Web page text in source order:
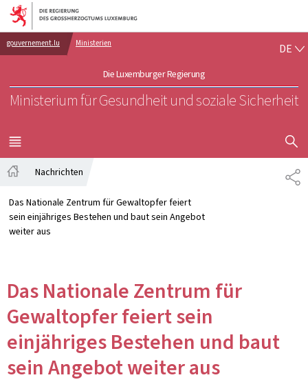
Zur Hauptnavigation
Zum Inhalt
gouvernement.lu Ministerien
Die Luxemburger Regierung
Ministerium für Gesundheit und soziale Sicherheit
DE
MENÜ
HAUPT-
Nachrichten
Das Nationale Zentrum für Gewaltopfer feiert
sein einjähriges Bestehen und baut sein Angebot
weiter aus
Das Nationale Zentrum für
Gewaltopfer feiert sein
einjähriges Bestehen und baut
sein Angebot weiter aus